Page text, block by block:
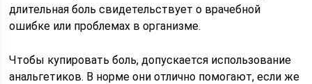
длительная боль свидетельствует о врачебной
ошибке или проблемах в организме.
Чтобы купировать боль, допускается использование
анальгетиков. В норме они отлично помогают, если же